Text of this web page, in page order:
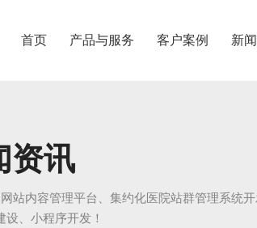
首页 产品与服务 客户案例 新
资讯
站内容管理平台、集约化医院站群管理系统开
设、小程序开发！